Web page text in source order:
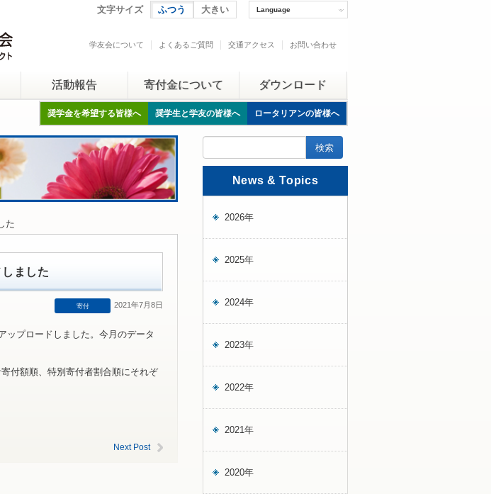
文字サイズ ふつう 大きい Language
学友会について よくあるご質問 交通アクセス お問い合わせ
活動報告 寄付金について ダウンロード
奨学金を希望する皆様へ 奨学生と学友の皆様へ ロータリアンの皆様へ
た
ました
寄付 2021年7月8日
ップロードしました。今月のデータ
付額順、特別寄付者割合順にそれぞ
Next Post
News & Topics
2026年
2025年
2024年
2023年
2022年
2021年
2020年